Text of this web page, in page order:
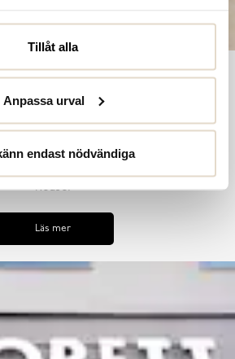
Tillåt alla
Anpassa urval
endast nödvändiga
Reuse
till ett mer hållbart synsätt på skors
skoinlämningsboxar i alla våra
Reuse.
Läs mer